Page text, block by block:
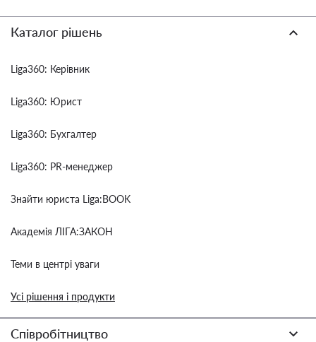
Каталог рішень
Liga360: Керівник
Liga360: Юрист
Liga360: Бухгалтер
Liga360: PR-менеджер
Знайти юриста Liga:BOOK
Академія ЛІГА:ЗАКОН
Теми в центрі уваги
Усі рішення і продукти
Співробітництво